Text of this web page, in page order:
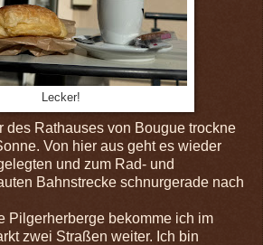
Lecker!
des Rathauses von Bougue trockne
Von hier aus geht es wieder
und zum Rad- und
Bahnstrecke schnurgerade nach
Pilgerherberge bekomme ich im
zwei Straßen weiter. Ich bin